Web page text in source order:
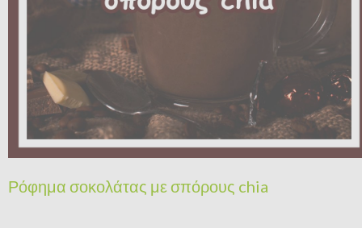
Ρόφημα σοκολάτας με σπόρους chia